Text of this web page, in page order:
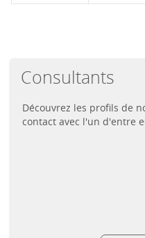
Consultants
Découvrez les profils de
contact avec l'un d'entre